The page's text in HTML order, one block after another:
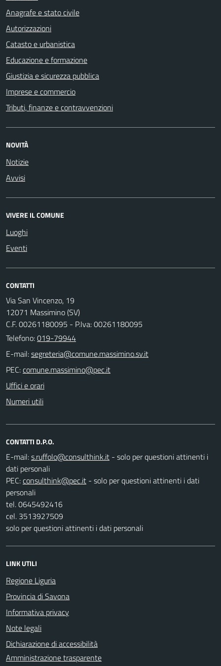
Anagrafe e stato civile
Autorizzazioni
Catasto e urbanistica
Educazione e formazione
Giustizia e sicurezza pubblica
Imprese e commercio
Tributi, finanze e contravvenzioni
NOVITÀ
Notizie
Avvisi
VIVERE IL COMUNE
Luoghi
Eventi
CONTATTI
Via San Vincenzo, 19
12071 Massimino (SV)
C.F. 00261180095 - P.Iva: 00261180095
Telefono:019-79944
E-mail:
PEC:
Uffici e orari
Numeri utili
CONTATTI D.P.O.
E-mail:
- solo per questioni attinenti i
dati personali
PEC:
- solo per questioni attinenti i dati
personali
tel. 0645492416
cel. 3513927509
solo per questioni attinenti i dati personali
LINK UTILI
Regione Liguria
Provincia di Savona
Informativa privacy
Note legali
Dichiarazione di accessibilità
Amministrazione trasparente